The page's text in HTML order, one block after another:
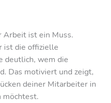
Arbeit ist ein Muss.
ist die offizielle
deutlich, wem die
Das motiviert und zeigt,
deiner Mitarbeiter in